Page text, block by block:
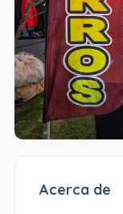
Acerca de